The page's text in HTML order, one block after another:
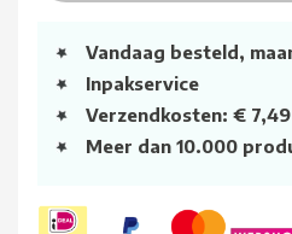
Vandaag besteld,
Inpakservice
Verzendkosten: € 7,49
Meer dan 10.000